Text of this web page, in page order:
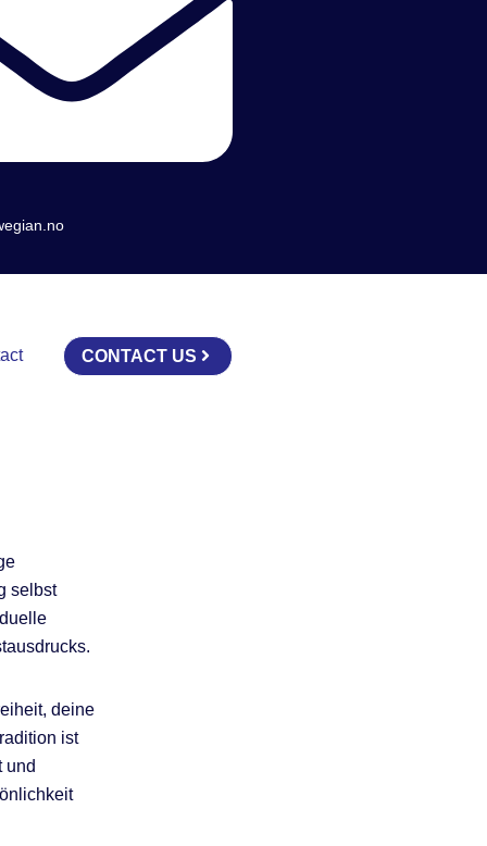
CONTACT US
selbst
deine
ist
und